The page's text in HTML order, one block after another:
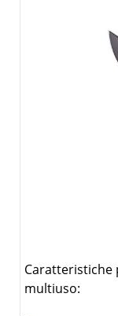
Caratteristiche
multiuso: